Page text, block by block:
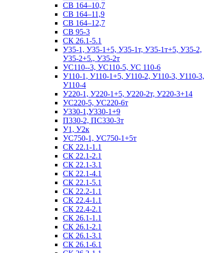
СВ 164–10,7
СВ 164–11,9
СВ 164–12,7
СВ 95-3
СК 26.1-5.1
У35-1, У35-1+5, У35-1т, У35-1т+5, У35-2,
У35-2+5., У35-2т
УС110--3, УС110-5, УС 110-6
У110-1, У110-1+5, У110-2, У110-3, У110-3,
У110-4
У220-1, У220-1+5, У220-2т, У220-3+14
УС220-5, УС220-6т
У330-1,У330-1+9
П330-2, ПС330-3т
У1, У2к
УС750-1, УС750-1+5т
СК 22.1-1.1
СК 22.1-2.1
СК 22.1-3.1
СК 22.1-4.1
СК 22.1-5.1
СК 22.2-1.1
СК 22.4-1.1
СК 22.4-2.1
СК 26.1-1.1
СК 26.1-2.1
СК 26.1-3.1
СК 26.1-6.1